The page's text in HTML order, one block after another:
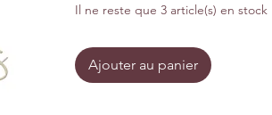
Il ne reste que 3 article(s) en stock
Ajouter au panier